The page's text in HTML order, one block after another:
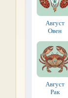
Август
Овен
Август
Рак